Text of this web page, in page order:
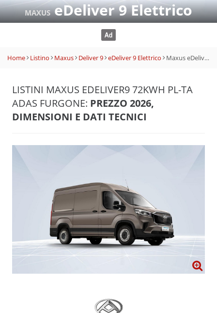
MAXUSeDeliver 9 Elettrico
Home Listino Maxus Deliver 9 eDeliver 9 Elettrico Maxus eDeliver9 72kWh PL-TA ADAS Furgone
LISTINI MAXUS EDELIVER9 72KWH PL-TA
ADAS FURGONE: PREZZO 2026,
DIMENSIONI E DATI TECNICI